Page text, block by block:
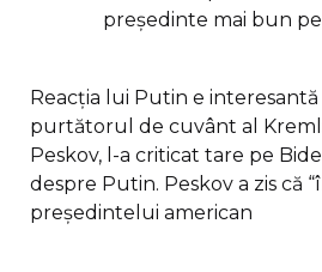
președinte mai bun
Reacția lui Putin e
purtătorul de cuvânt al
Peskov, l-a criticat tare pe
despre Putin. Peskov a zis că
președintelui american